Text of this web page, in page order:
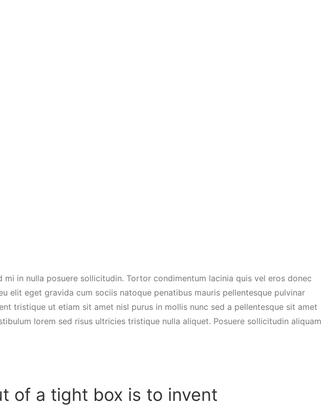
in nulla posuere sollicitudin. Tortor condimentum lacinia quis vel eros donec
elit eget gravida cum sociis natoque penatibus mauris pellentesque pulvinar
tristique ut etiam sit amet nisl purus in mollis nunc sed a pellentesque sit amet
lorem sed risus ultricies tristique nulla aliquet. Posuere sollicitudin aliquam
of a tight box is to invent